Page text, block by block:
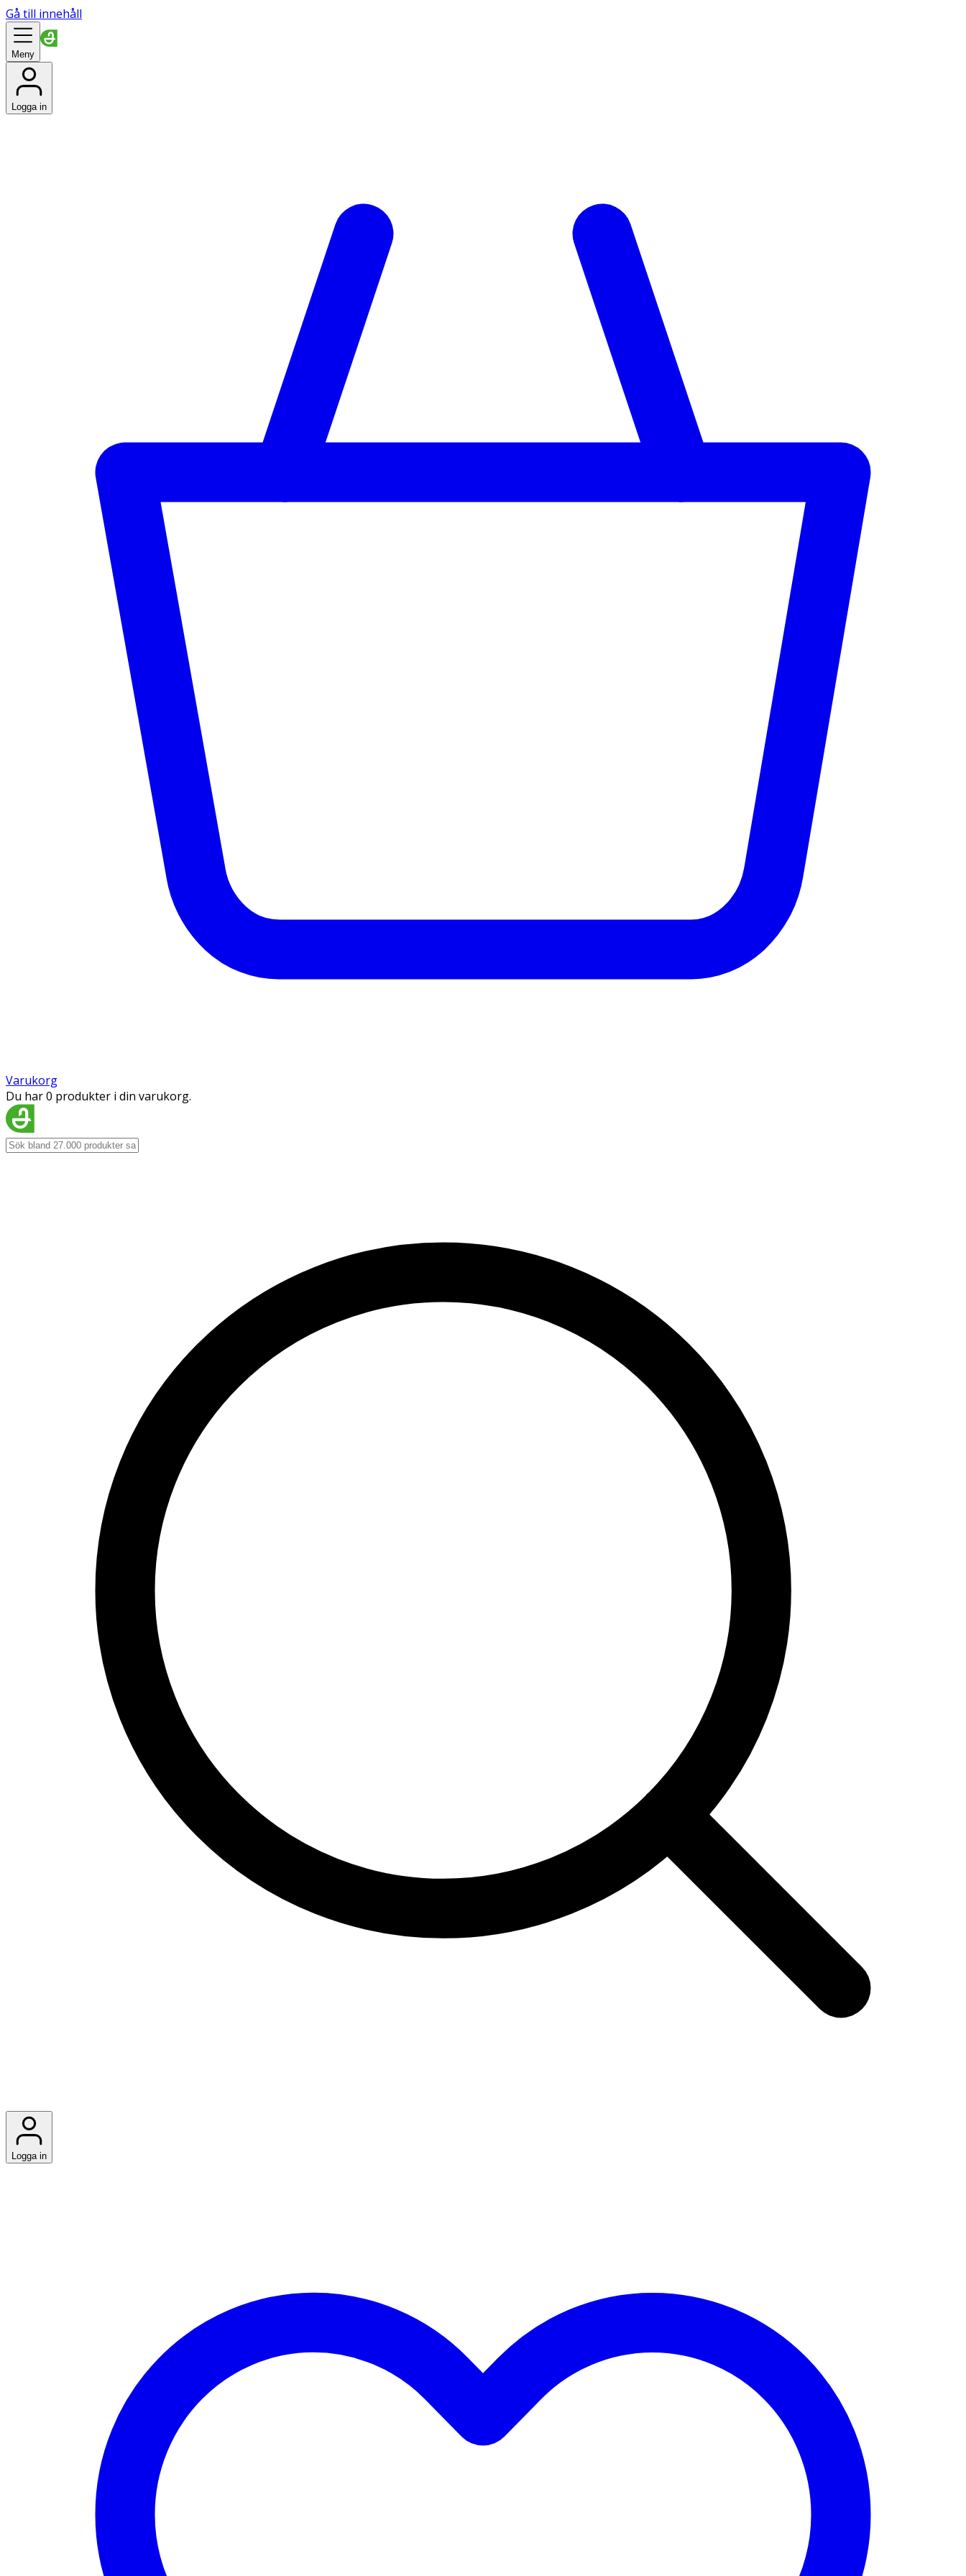
Gå till innehåll
Meny
Logga in
Varukorg
Du har 0 produkter i din varukorg.
Logga in